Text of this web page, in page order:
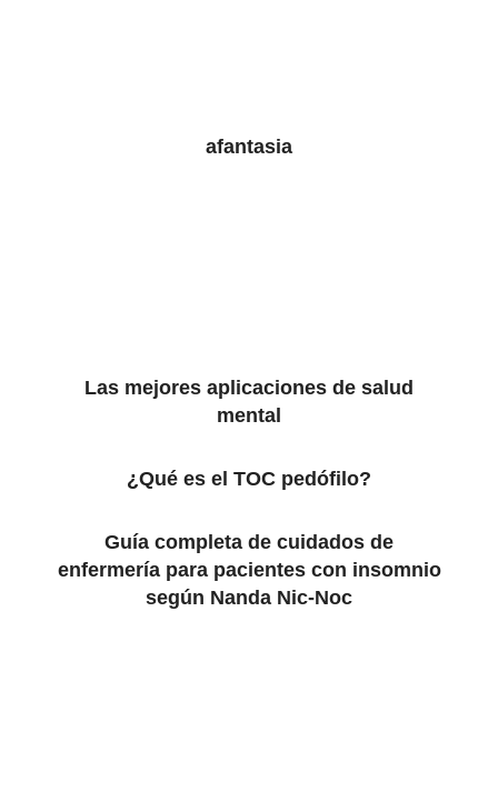
afantasia
Las mejores aplicaciones de salud
mental
¿Qué es el TOC pedófilo?
Guía completa de cuidados de
enfermería para pacientes con insomnio
según Nanda Nic-Noc